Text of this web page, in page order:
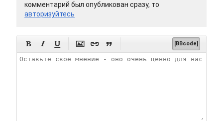
комментарий был опубликован сразу, то
авторизуйтесь
      [BBcode]